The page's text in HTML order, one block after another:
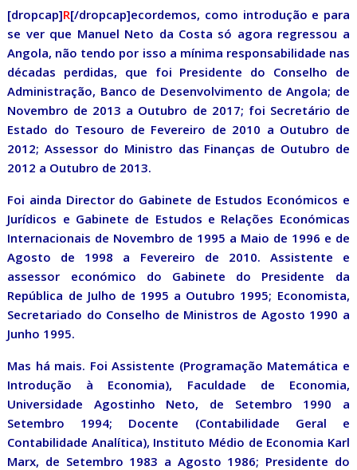
[dropcap]R[/dropcap]ecordemos, como introdução e para
se ver que Manuel Neto da Costa só agora regressou a
Angola, não tendo por isso a mínima responsabilidade nas
décadas perdidas, que foi Presidente do Conselho de
Administração, Banco de Desenvolvimento de Angola; de
Novembro de 2013 a Outubro de 2017; foi Secretário de
Estado do Tesouro de Fevereiro de 2010 a Outubro de
2012; Assessor do Ministro das Finanças de Outubro de
2012 a Outubro de 2013.
Foi ainda Director do Gabinete de Estudos Económicos e
Jurídicos e Gabinete de Estudos e Relações Económicas
Internacionais de Novembro de 1995 a Maio de 1996 e de
Agosto de 1998 a Fevereiro de 2010. Assistente e
assessor económico do Gabinete do Presidente da
República de Julho de 1995 a Outubro 1995; Economista,
Secretariado do Conselho de Ministros de Agosto 1990 a
Junho 1995.
Mas há mais. Foi Assistente (Programação Matemática e
Introdução à Economia), Faculdade de Economia,
Universidade Agostinho Neto, de Setembro 1990 a
Setembro 1994; Docente (Contabilidade Geral e
Contabilidade Analítica), Instituto Médio de Economia Karl
Marx, de Setembro 1983 a Agosto 1986; Presidente do